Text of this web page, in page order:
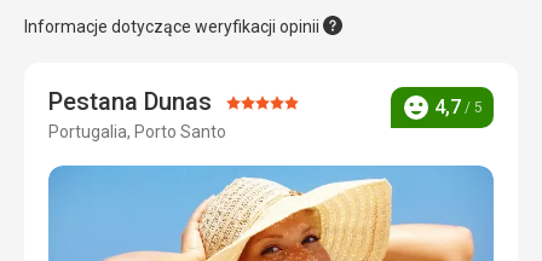
Informacje dotyczące weryfikacji opinii
Pestana Dunas Ocena:
Portugalia, Porto Santo
Ocena
4,7 / 5